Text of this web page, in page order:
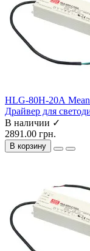
HLG-80H-20А
Драйвер для
В наличии ✓
2891.00 грн.
В корзину